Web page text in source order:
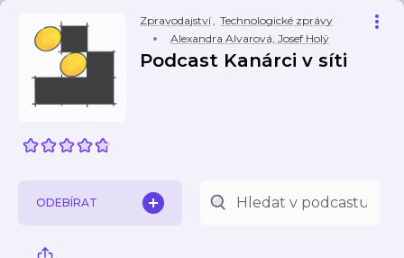
Zpravodajství, Technologické zprávy
Alexandra Alvarová, Josef Holý
Podcast Kanárci v síti
ODEBÍRAT